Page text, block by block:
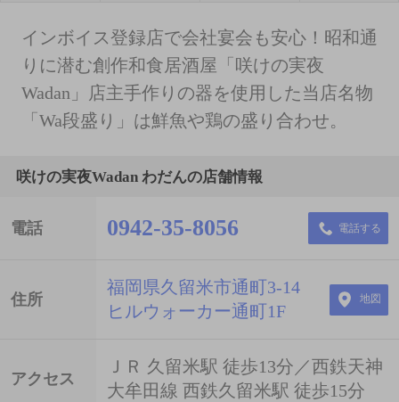
インボイス登録店で会社宴会も安心！昭和通
りに潜む創作和食居酒屋「咲けの実夜
Wadan」店主手作りの器を使用した当店名物
「Wa段盛り」は鮮魚や鶏の盛り合わせ。
咲けの実夜Wadan わだんの店舗情報
電話 0942-35-8056 電話する
住所
福岡県久留米市通町3-14
ヒルウォーカー通町1F
地図
アクセス
ＪＲ 久留米駅 徒歩13分／西鉄天神
大牟田線 西鉄久留米駅 徒歩15分